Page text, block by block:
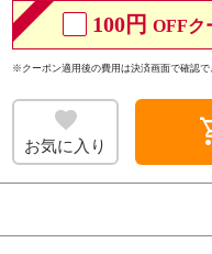
100円 OFFク
※クーポン適用後の費用は決済画面で確認で
お気に入り